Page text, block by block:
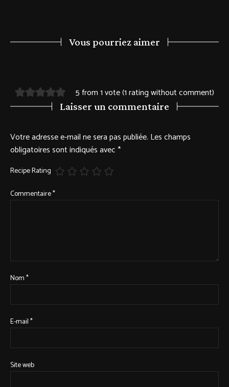
Vous pourriez aimer
5 from 1 vote (1 rating without comment)
Laisser un commentaire
Votre adresse e-mail ne sera pas publiée. Les champs
obligatoires sont indiqués avec*
Recipe Rating
Commentaire*
Nom*
E-mail*
Site web